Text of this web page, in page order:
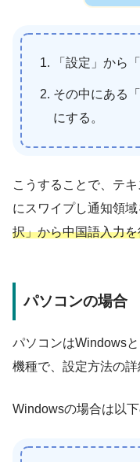
「設定」から
その中にある
にする。
こうすることで、テ
にスワイプし通知領
択」から中国語入力
パソコンの場合
パソコンはWindows
機種で、設定方法の詳
Windowsの場合は以下